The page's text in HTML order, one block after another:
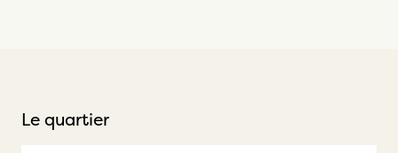
Le quartier